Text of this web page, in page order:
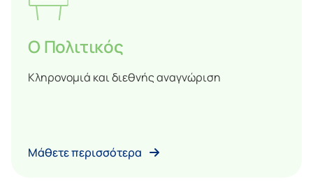
Ο Πολιτικός
Κληρονομιά και διεθνής αναγνώριση
Μάθετε περισσότερα